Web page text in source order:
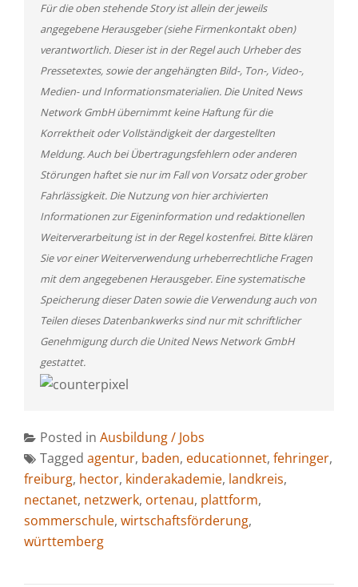
Für die oben stehende Story ist allein der jeweils
angegebene Herausgeber (siehe Firmenkontakt oben)
verantwortlich. Dieser ist in der Regel auch Urheber des
Pressetextes, sowie der angehängten Bild-, Ton-, Video-,
Medien- und Informationsmaterialien. Die United News
Network GmbH übernimmt keine Haftung für die
Korrektheit oder Vollständigkeit der dargestellten
Meldung. Auch bei Übertragungsfehlern oder anderen
Störungen haftet sie nur im Fall von Vorsatz oder grober
Fahrlässigkeit. Die Nutzung von hier archivierten
Informationen zur Eigeninformation und redaktionellen
Weiterverarbeitung ist in der Regel kostenfrei. Bitte klären
Sie vor einer Weiterverwendung urheberrechtliche Fragen
mit dem angegebenen Herausgeber. Eine systematische
Speicherung dieser Daten sowie die Verwendung auch von
Teilen dieses Datenbankwerks sind nur mit schriftlicher
Genehmigung durch die United News Network GmbH
gestattet.
Posted in Ausbildung / Jobs
Tagged agentur, baden, educationnet, fehringer,
freiburg, hector, kinderakademie, landkreis,
nectanet, netzwerk, ortenau, plattform,
sommerschule, wirtschaftsförderung,
württemberg